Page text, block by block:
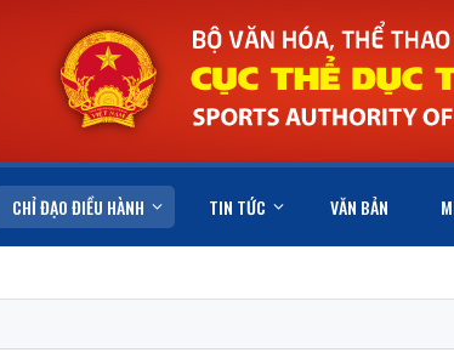
CHỈ ĐẠO ĐIỀU HÀNH TIN TỨC VĂN BẢN